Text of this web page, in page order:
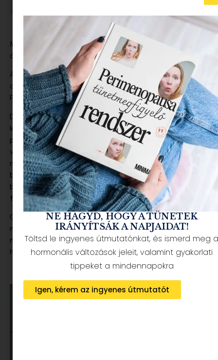
Mit csinálsz olyankor, amikor hirtelen rád szakad mondjuk 3
óra szabadidő?
Anyaként a szabadidő, plánenyári szünet
idején, az egy
olyan megbecsült kincs, mint mondjuk egy közös fotó Brad
Prittel (és lehet olyan ritka is:)).
Derült égből villámcsapásként ért a hír a héten, hogy
lehetőségem lesz egy szabad délelőttre. Most, hogy már
pár éve tekerem a család mókuskerekét, tisztában vagyok
vele, hogy a kincset érő szabadidőmet érdemes jól
megterveznem és kihasználnom. Az, hogy ebben a 3 órában
beugrom a sarki közértbe vagy elbuszozok a plázába, az
bizony nem feltöltődés (ráadásul 90%, hogy a gyerekeknek
fogok valamit venni).
Olyan programra van szükség, ami élményt ad, feltölt, és
mesélhetek róla mindenkinek:). Mit szólnátok hozzá, ha azt
mondanám, hogy van ilyen program, és a legjobb benne,
hogy ugyan helyhez kötött, de időhöz nem annyira?
NE HAGYD, HOGY A TÜNETEK
IRÁNYÍTSÁK A NAPJAIDAT!
Töltsd le ingyenes útmutatónkat, és ismerd meg a
hormonális változások jeleit, valamint gyakorlati
tippeket a mindennapokra
Igen, kérem az ingyenes útmutatót